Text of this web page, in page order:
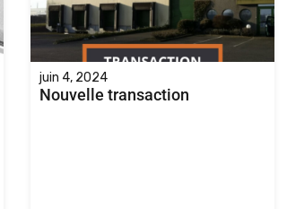
juin 4, 2024
Nouvelle transaction